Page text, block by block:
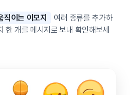
직이는 이모지
여러 종류를 추가하
한 개를 메시지로 보내 확인해보세